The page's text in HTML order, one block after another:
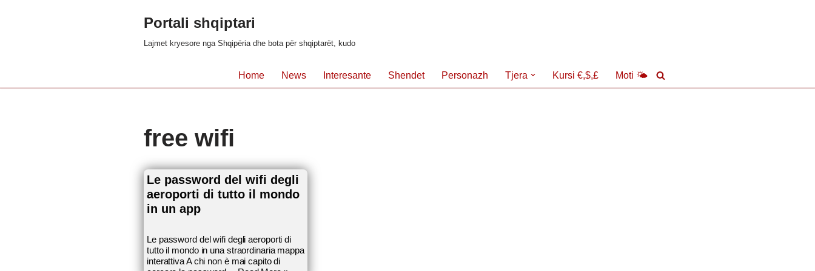
Portali shqiptari
Lajmet kryesore nga Shqipëria dhe bota për shqiptarët, kudo
Home News Interesante Shendet Personazh Tjera Kursi €,$,£ Moti 🌤
free wifi
Le password del wifi degli
aeroporti di tutto il mondo
in un app
Le password del wifi degli aeroporti di
tutto il mondo in una straordinaria mappa
interattiva A chi non è mai capito di